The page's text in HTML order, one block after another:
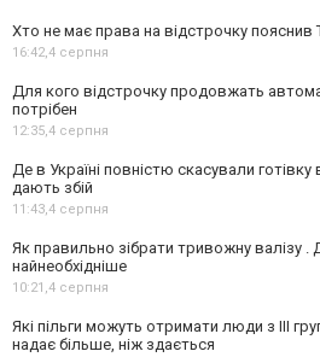
Хто не має права на відстрочку пояснив
16:42,4 серпня
Для кого відстрочку продовжать
потрібен
12:35,4 серпня
Де в Україні повністю скасували готівку
дають збій
11:43,4 серпня
Як правильно зібрати тривожну валізу
найнеобхідніше
10:21,4 серпня
Які пільги можуть отримати люди з III
надає більше, ніж здається